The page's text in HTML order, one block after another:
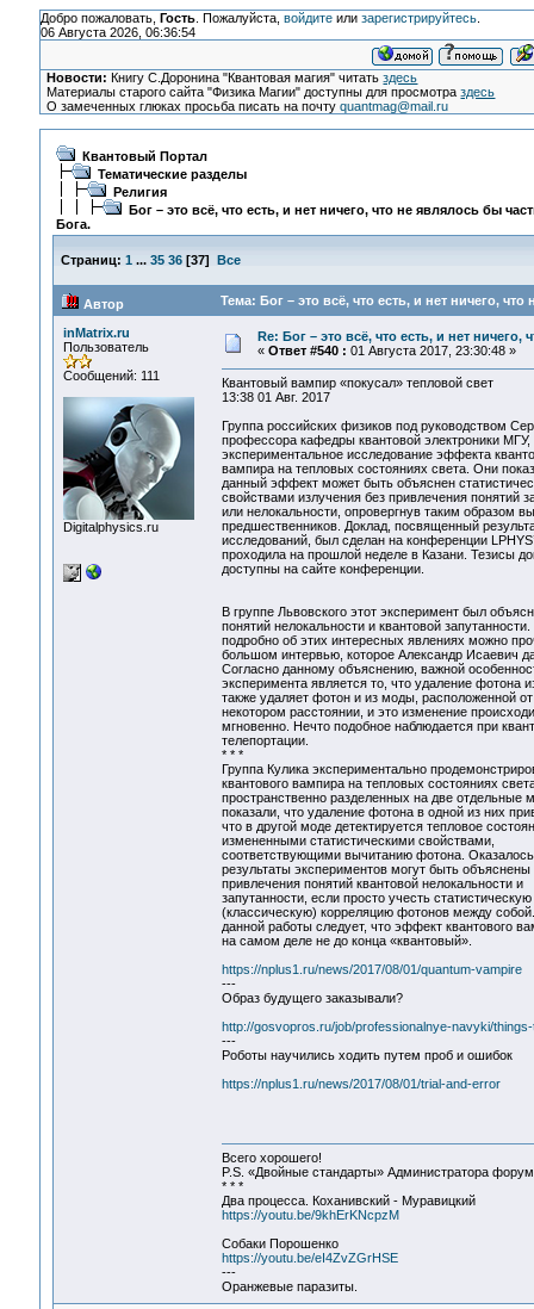
Добро пожаловать, Гость. Пожалуйста, войдитеили зарегистрируйтесь.
06 Августа 2026, 06:36:54
Новости: Книгу С.Доронина "Квантовая магия" читатьздесь
Материалы старого сайта "Физика Магии" доступны для просмотраздесь
О замеченных глюках просьба писать на почтуquantmag@mail.ru
Квантовый Портал
Тематические разделы
Религия
Бог – это всё, что есть, и нет ничего, что не являлось бы
Бога.
Страниц: 1 ... 35 36[37] Все
Автор Тема: Бог – это всё, что есть, и нет ничего,
inMatrix.ru
Пользователь
Сообщений: 111
Digitalphysics.ru
Re: Бог – это всё, что есть, и нет
« Ответ #540 : 01 Августа 2017, 23:30:48 »
Квантовый вампир «покусал» тепловой свет
13:38 01 Авг. 2017
Группа российских физиков под руководством
профессора кафедры квантовой электроники МГУ,
экспериментальное исследование эффекта
вампира на тепловых состояниях света. Они
данный эффект может быть объяснен
свойствами излучения без привлечения понятий
или нелокальности, опровергнув таким образом
предшественников. Доклад, посвященный
исследований, был сделан на конференции
проходила на прошлой неделе в Казани. Тезисы
доступны на сайте конференции.
В группе Львовского этот эксперимент был
понятий нелокальности и квантовой
подробно об этих интересных явлениях можно
большом интервью, которое Александр Исаевич
Согласно данному объяснению, важной
эксперимента является то, что удаление фотона
также удаляет фотон и из моды, расположенной
некотором расстоянии, и это изменение
мгновенно. Нечто подобное наблюдается при
телепортации.
* * *
Группа Кулика экспериментально
квантового вампира на тепловых состояниях
пространственно разделенных на две отдельные
показали, что удаление фотона в одной из них
что в другой моде детектируется тепловое
измененными статистическими свойствами,
соответствующими вычитанию фотона.
результаты экспериментов могут быть объяснены
привлечения понятий квантовой нелокальности и
запутанности, если просто учесть статистическую
(классическую) корреляцию фотонов между
данной работы следует, что эффект квантового
на самом деле не до конца «квантовый».
https://nplus1.ru/news/2017/08/01/quantum-vampire
---
Образ будущего заказывали?
http://gosvopros.ru/job/professionalnye-navyki/
---
Роботы научились ходить путем проб и ошибок
https://nplus1.ru/news/2017/08/01/trial-and-error
Всего хорошего!
P.S. «Двойные стандарты» Администратора
* * *
Два процесса. Коханивский - Муравицкий
https://youtu.be/9khErKNcpzM
Собаки Порошенко
https://youtu.be/eI4ZvZGrHSE
---
Оранжевые паразиты.